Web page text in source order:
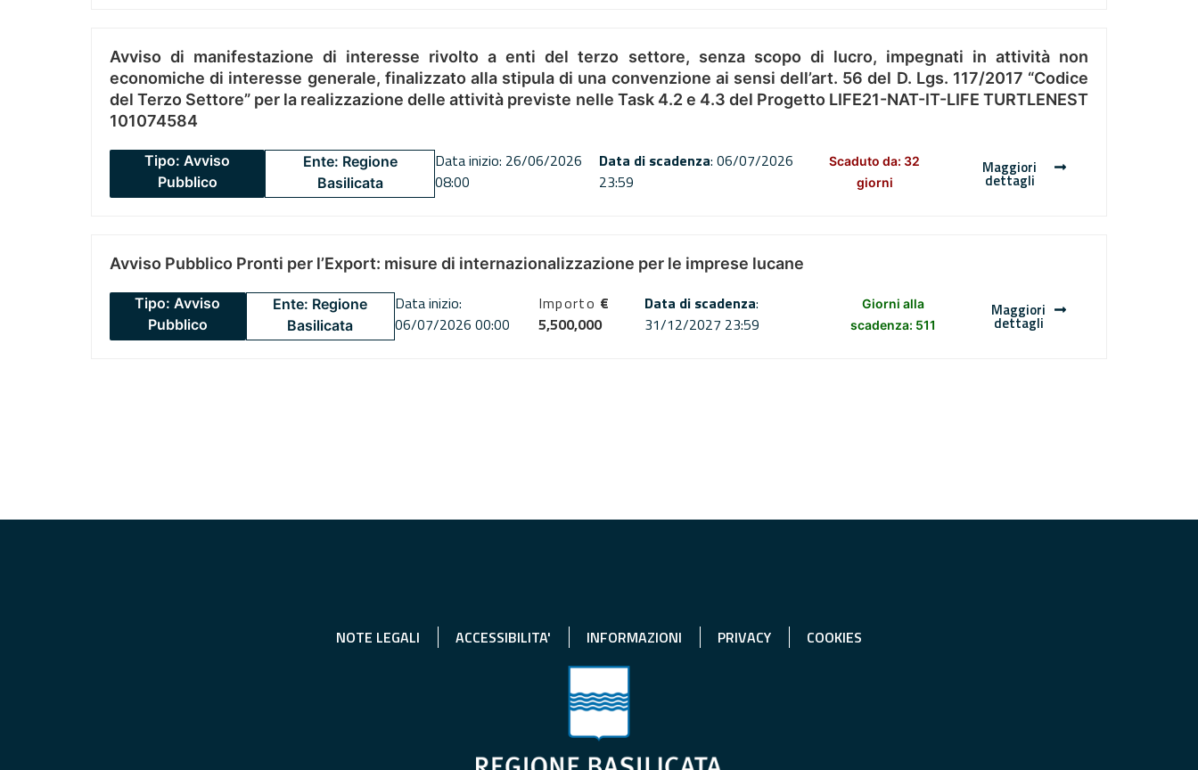
Avviso di manifestazione di interesse rivolto a enti del terzo settore, senza scopo di lucro, impegnati in attività non
economiche di interesse generale, finalizzato alla stipula di una convenzione ai sensi dell’art. 56 del D. Lgs. 117/2017 “Codice
del Terzo Settore” per la realizzazione delle attività previste nelle Task 4.2 e 4.3 del Progetto LIFE21-NAT-IT-LIFE TURTLENEST
101074584
Tipo: Avviso
Pubblico
Ente: Regione
Basilicata
Data inizio: 26/06/2026
08:00
Data di scadenza: 06/07/2026
23:59
Scaduto da: 32
giorni
Maggiori
dettagli
Avviso Pubblico Pronti per l’Export: misure di internazionalizzazione per le imprese lucane
Tipo: Avviso
Pubblico
Ente: Regione
Basilicata
Data inizio:
06/07/2026 00:00
Importo €
5,500,000
Data di scadenza:
31/12/2027 23:59
Giorni alla
scadenza: 511
Maggiori
dettagli
NOTE LEGALI ACCESSIBILITA' INFORMAZIONI PRIVACY COOKIES